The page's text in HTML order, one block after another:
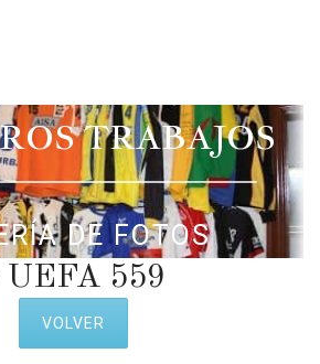
TRABAJOS
DE FOTOS
559
VOLVER